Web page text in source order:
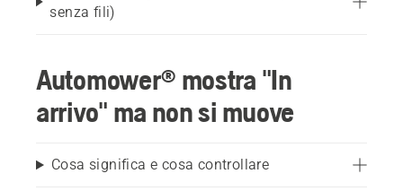
senza fili)
Automower® mostra "In
arrivo" ma non si muove
Cosa significa e cosa controllare